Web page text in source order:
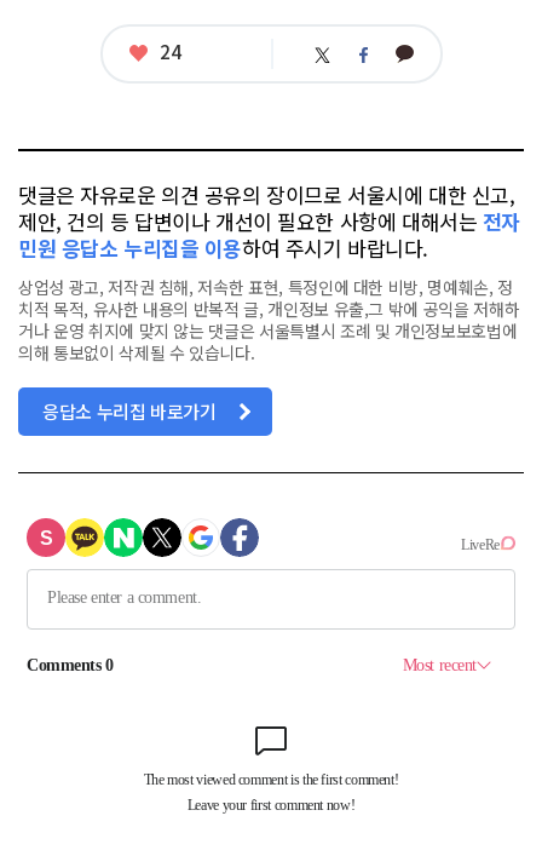
좋
24 트 페 카
댓글은 자유로운 의견 공유의 장이므로 서울시에 대한 신고,
제안, 건의 등 답변이나 개선이 필요한 사항에 대해서는 전자
민원 응답소 누리집을 이용하여 주시기 바랍니다.
상업성 광고, 저작권 침해, 저속한 표현, 특정인에 대한 비방, 명예훼손, 정
치적 목적, 유사한 내용의 반복적 글, 개인정보 유출,그 밖에 공익을 저해하
거나 운영 취지에 맞지 않는 댓글은 서울특별시 조례 및 개인정보보호법에
의해 통보없이 삭제될 수 있습니다.
응답소 누리집 바로가기